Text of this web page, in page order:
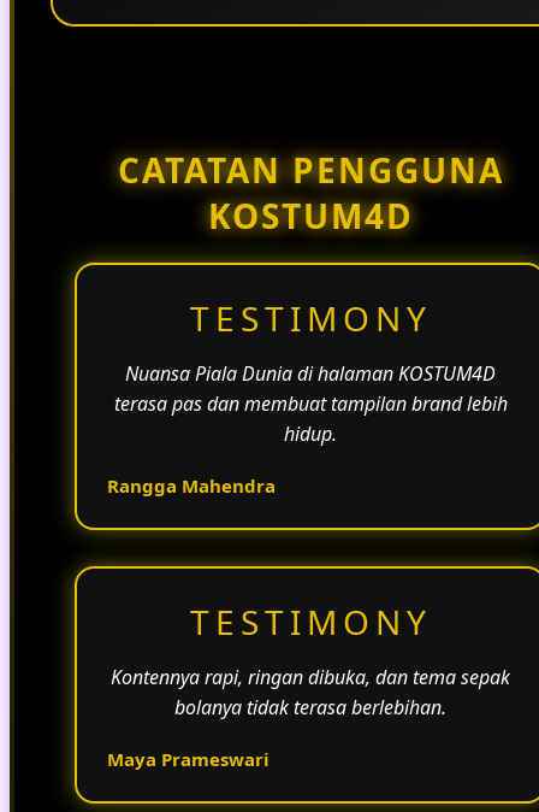
CATATAN PENGGUNA
KOSTUM4D
TESTIMONY
Nuansa Piala Dunia di halaman KOSTUM4D
terasa pas dan membuat tampilan brand lebih
hidup.
Rangga Mahendra
TESTIMONY
Kontennya rapi, ringan dibuka, dan tema sepak
bolanya tidak terasa berlebihan.
Maya Prameswari